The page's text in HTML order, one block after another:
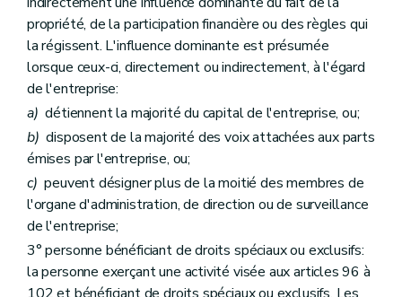
Art. 106
Art. 107
Section 5 Exclusions
Sous-section 1re
Exclusions applicables à toutes les entités adjudicatrices et exclusions spéciales pour les secteurs de l'eau et de l'énergie
Art. 108
Art. 109
Art. 110
Art. 111
Sous-section 2 Exclusion dans les domaines de la défense et de la sécurité
Art. 112
Sous-section 3 Coopération, entreprises liées et coentreprises
Art. 113
Art. 114
Art. 115
Sous-section 4 Activités directement exposées à la concurrence
Art. 116
Chapitre 2 Procédures de passation
propriété, de la participation financière ou des règles qui
la régissent. L'influence dominante est présumée
lorsque ceux-ci, directement ou indirectement, à l'égard
de l'entreprise:
a) détiennent la majorité du capital de l'entreprise, ou;
b) disposent de la majorité des voix attachées aux parts
émises par l'entreprise, ou;
c) peuvent désigner plus de la moitié des membres de
l'organe d'administration, de direction ou de surveillance
de l'entreprise;
3° personne bénéficiant de droits spéciaux ou exclusifs:
la personne exerçant une activité visée aux articles 96 à